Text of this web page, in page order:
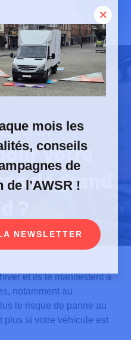
en cas de grand froid ?
2024
votre
de grand
et ils le manifestent à
notamment au
le risque de panne au
plus si votre véhicule est
mois les
conseils
de
l’AWSR !
NEWSLETTER